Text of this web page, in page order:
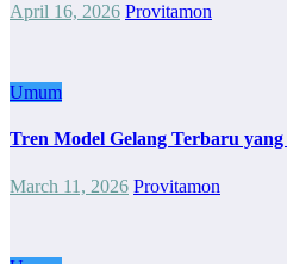
April 16, 2026 Provitamon
Umum
Tren Model Gelang Terbaru
March 11, 2026 Provitamon